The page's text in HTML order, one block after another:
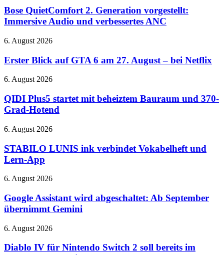
RTX
5080-
Gaming
der
QuakeCon
2.
Generation
vorgestellt:
Audio
verbessertes
Bose QuietComfort 2. Generation vorgestellt:
Immersive Audio und verbessertes ANC
Erster
auf
GTA
6
27.
August
–
Netflix
6. August 2026
Erster Blick auf GTA 6 am 27. August – bei Netflix
QIDI
startet
mit
beheiztem
und
Grad-
Hotend
6. August 2026
QIDI Plus5 startet mit beheiztem Bauraum und 370-
Grad-Hotend
STABILO
ink
verbindet
Vokabelheft
Lern-
6. August 2026
STABILO LUNIS ink verbindet Vokabelheft und
Lern-App
Google
wird
abgeschaltet:
Ab
übernimmt
6. August 2026
Google Assistant wird abgeschaltet: Ab September
übernimmt Gemini
Diablo
für
6. August 2026
Diablo IV für Nintendo Switch 2 soll bereits im